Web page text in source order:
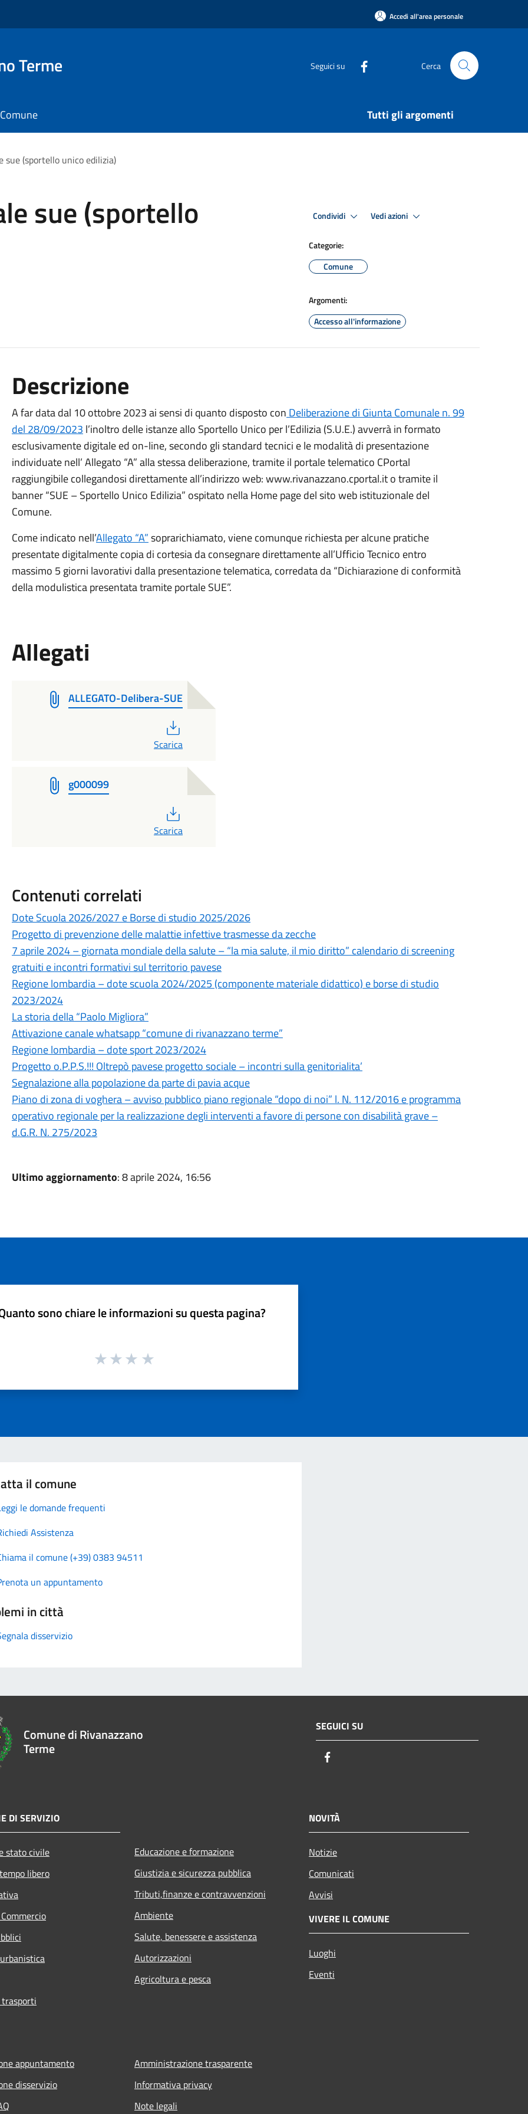
Accedi all'area personale
Terme Seguici su Cerca
Tutti gli argomenti
(sportello unico edilizia)
sue (sportello Condividi Vedi azioni
Categorie:
Comune
Argomenti:
Accesso all'informazione
Descrizione
A far data dal 10 ottobre 2023 ai sensi di quanto disposto con Deliberazione di Giunta Comunale n. 99
del 28/09/2023 l’inoltro delle istanze allo Sportello Unico per l’Edilizia (S.U.E.) avverrà in formato
esclusivamente digitale ed on-line, secondo gli standard tecnici e le modalità di presentazione
individuate nell’ Allegato “A” alla stessa deliberazione, tramite il portale telematico CPortal
raggiungibile collegandosi direttamente all’indirizzo web: www.rivanazzano.cportal.it o tramite il
banner “SUE – Sportello Unico Edilizia” ospitato nella Home page del sito web istituzionale del
Comune.
Come indicato nell’Allegato “A”soprarichiamato, viene comunque richiesta per alcune pratiche
presentate digitalmente copia di cortesia da consegnare direttamente all’Ufficio Tecnico entro
massimo 5 giorni lavorativi dalla presentazione telematica, corredata da “Dichiarazione di conformità
della modulistica presentata tramite portale SUE”.
Allegati
ALLEGATO-Delibera-SUE
Scarica
g000099
Scarica
Contenuti correlati
Dote Scuola 2026/2027 e Borse di studio 2025/2026
Progetto di prevenzione delle malattie infettive trasmesse da zecche
7 aprile 2024 – giornata mondiale della salute – “la mia salute, il mio diritto” calendario di screening
gratuiti e incontri formativi sul territorio pavese
Regione lombardia – dote scuola 2024/2025 (componente materiale didattico) e borse di studio
2023/2024
La storia della “Paolo Migliora”
Attivazione canale whatsapp “comune di rivanazzano terme”
Regione lombardia – dote sport 2023/2024
Progetto o.P.P.S.!!! Oltrepò pavese progetto sociale – incontri sulla genitorialita’
Segnalazione alla popolazione da parte di pavia acque
Piano di zona di voghera – avviso pubblico piano regionale “dopo di noi” l. N. 112/2016 e programma
operativo regionale per la realizzazione degli interventi a favore di persone con disabilità grave –
d.G.R. N. 275/2023
Ultimo aggiornamento: 8 aprile 2024, 16:56
sono chiare le informazioni su questa pagina?
il comune
le domande frequenti
Assistenza
il comune (+39) 0383 94511
un appuntamento
in città
disservizio
Comune di Rivanazzano
Terme
SEGUICI SU
DI SERVIZIO
stato civile
libero
Educazione e formazione
Giustizia e sicurezza pubblica
Tributi,finanze e contravvenzioni
Ambiente
Salute, benessere e assistenza
Autorizzazioni
Agricoltura e pesca
NOVITÀ
Notizie
Comunicati
Avvisi
VIVERE IL COMUNE
Luoghi
Eventi
appuntamento
disservizio
Amministrazione trasparente
Informativa privacy
Note legali